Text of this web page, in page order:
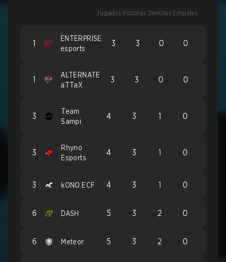
Jugados Victorias Derrotas Empates
1
ENTERPRISE
esports
3 3 0 0
1
ALTERNATE
aTTaX
3 3 0 0
3
Team
Sampi
4 3 1 0
3
Rhyno
Esports
4 3 1 0
3 kONO.ECF 4 3 1 0
6 DASH 5 3 2 0
6 Meteor 5 3 2 0